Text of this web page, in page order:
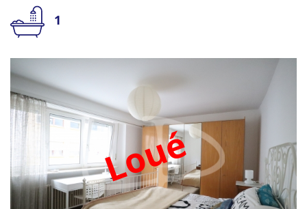
1
Loué